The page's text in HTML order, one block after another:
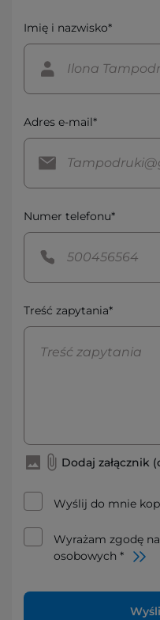
Imię i nazwisko*
Adres e-mail*
Numer telefonu*
Treść zapytania*
Dodaj załącznik
Wyślij do mnie
Wyrażam zgodę
osobowych *